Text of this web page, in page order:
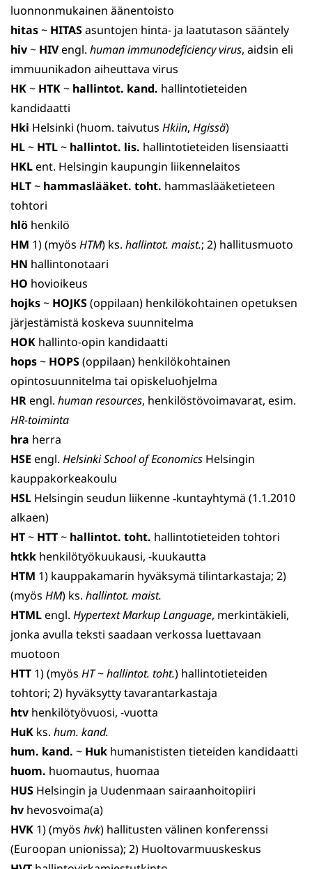
luonnonmukainen äänentoisto
hitas~ HITASasuntojen hinta- ja laatutason sääntely
hiv~ HIVengl. human immunodeficiency virus, aidsin eli
immuunikadon aiheuttava virus
HK~ HTK~ hallintot. kand. hallintotieteiden
kandidaatti
Hki Helsinki (huom. taivutus Hkiin, Hgissä)
HL~ HTL~ hallintot. lis. hallintotieteiden lisensiaatti
HKLent. Helsingin kaupungin liikennelaitos
HLT~ hammaslääket. toht. hammaslääketieteen
tohtori
hlö henkilö
HM 1) (myös HTM) ks. hallintot. maist.; 2) hallitusmuoto
HN hallintonotaari
HO hovioikeus
hojks~ HOJKS(oppilaan) henkilökohtainen opetuksen
järjestämistä koskeva suunnitelma
HOK hallinto-opin kandidaatti
hops~ HOPS(oppilaan) henkilökohtainen
opintosuunnitelma tai opiskeluohjelma
HRengl. human resources, henkilöstövoimavarat, esim.
HR-toiminta
hra herra
HSE engl. Helsinki School of Economics Helsingin
kauppakorkeakoulu
HSL Helsingin seudun liikenne ‑kuntayhtymä (1.1.2010
alkaen)
HT~ HTT~ hallintot. toht. hallintotieteiden tohtori
htkk henkilötyökuukausi, -kuukautta
HTM 1) kauppakamarin hyväksymä tilintarkastaja; 2)
(myös HM) ks. hallintot. maist.
HTMLengl. Hypertext Markup Language, merkintäkieli,
jonka avulla teksti saadaan verkossa luettavaan
muotoon
HTT 1) (myös HT~hallintot. toht.) hallintotieteiden
tohtori; 2) hyväksytty tavarantarkastaja
htv henkilötyövuosi, -vuotta
HuK ks. hum. kand.
hum. kand. ~ Huk humanististen tieteiden kandidaatti
huom. huomautus, huomaa
HUS Helsingin ja Uudenmaan sairaanhoitopiiri
hv hevosvoima(a)
HVK 1) (myös hvk) hallitusten välinen konferenssi
(Euroopan unionissa); 2) Huoltovarmuuskeskus